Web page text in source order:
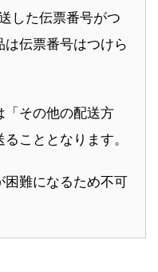
した伝票番号がつ
伝票番号はつけら
「その他の配送方
こととなります。
困難になるため不可